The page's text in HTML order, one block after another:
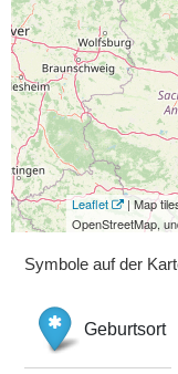
Leaflet
| Map
OpenStreetMap,
Symbole auf der
Geburtsort